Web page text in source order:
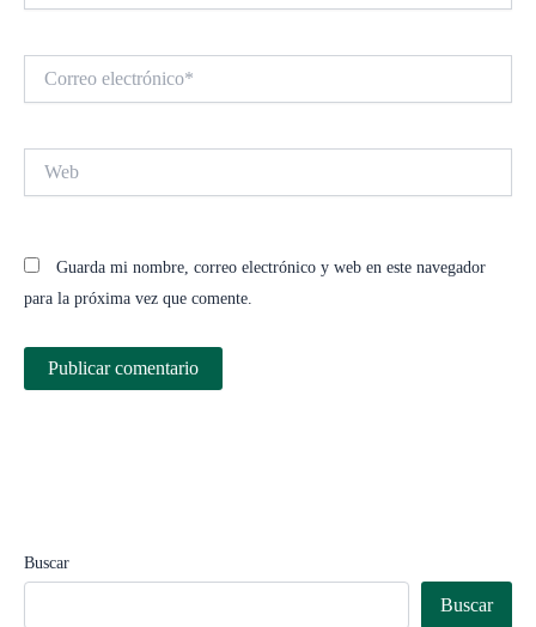
electrónico*
Guarda mi nombre, correo electrónico y web en este navegador
para la próxima vez que comente.
Buscar
Buscar